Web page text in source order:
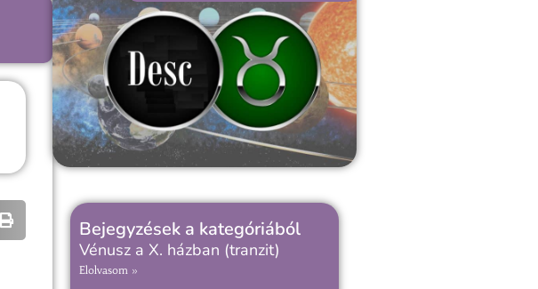
Bejegyzések a kategóriából
Vénusz a X. házban (tranzit)
Elolvasom »